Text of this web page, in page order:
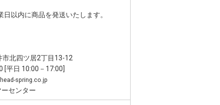
以内に商品を発送いたします。
北四ツ居2丁目13-12
平日 10:00－17:00]
spring.co.jp
センター